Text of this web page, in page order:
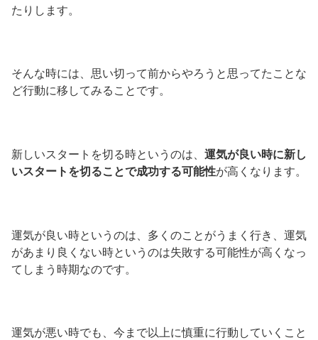
たりします。
そんな時には、思い切って前からやろうと思ってたことな
ど行動に移してみることです。
新しいスタートを切る時というのは、 運気が良い時に新し
いスタートを切ることで成功する可能性が高くなります。
運気が良い時というのは、多くのことがうまく行き、運気
があまり良くない時というのは失敗する可能性が高くなっ
てしまう時期なのです。
運気が悪い時でも、今まで以上に慎重に行動していくこと